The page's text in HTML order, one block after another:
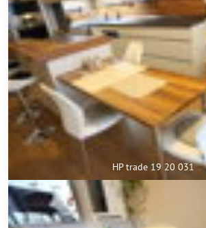
HP trade 19 20 031